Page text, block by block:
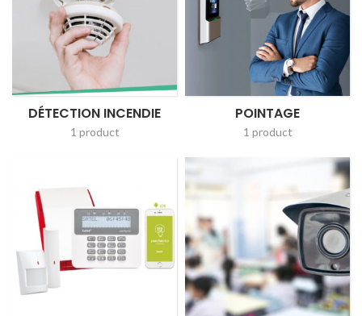
DÉTECTION INCENDIE
1 product
POINTAGE
1 product